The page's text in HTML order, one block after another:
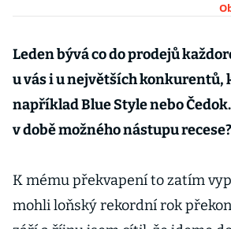
Leden bývá co do prodejů
u vás i u největších konkurentů,
například Blue Style nebo
v době možného nástupu recese?
K mému překvapení to zatím
mohli loňský rekordní rok